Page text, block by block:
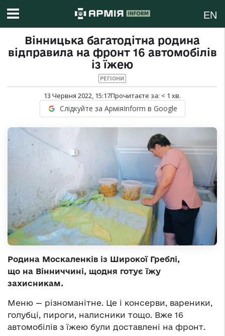
EN
Вінницька багатодітна родина
відправила на фронт 16 автомобілів
із їжею
РЕГІОНИ
13 Червня 2022, 15:17Прочитаєте за: < 1 хв.
Слідкуйте за АрміяInform в Google
Родина Москаленків із Широкої Греблі,
що на Вінниччині, щодня готує їжу
захисникам.
Меню — різноманітне. Це і консерви, вареники,
голубці, пироги, налисники тощо. Вже 16
автомобілів з їжею були доставлені на фронт.